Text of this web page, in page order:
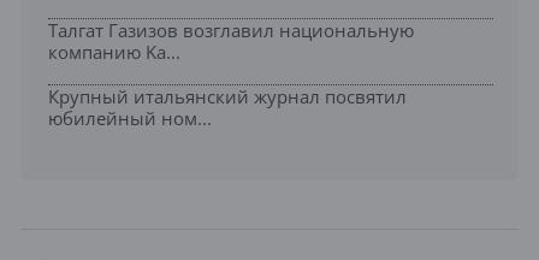
Талгат Газизов возглавил национальную
компанию Ka...
Крупный итальянский журнал посвятил
юбилейный ном...